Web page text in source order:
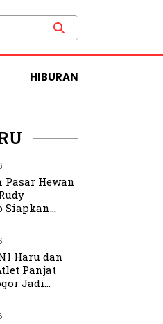
HIBURAN
Pasar Hewan
Siapkan
Haru dan
Panjat
Jadi
Raksasa